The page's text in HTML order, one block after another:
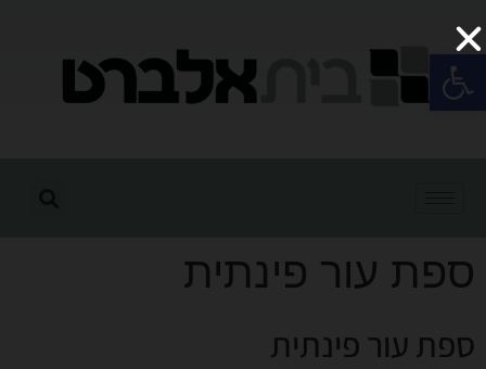
פתח סרגל נגישות
ספת עור פינתית
ספת עור פינתית